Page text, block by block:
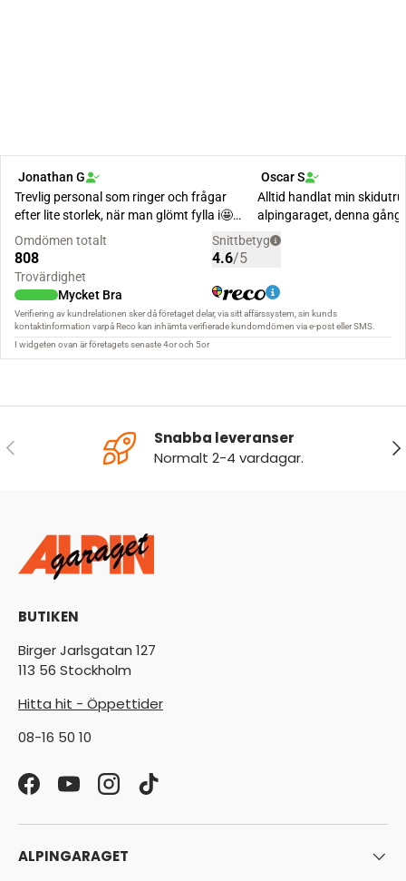
FÖREGÅENDE
Snabba leveranser
Normalt 2-4 vardagar.
BUTIKEN
Birger Jarlsgatan 127
113 56 Stockholm
Hitta hit - Öppettider
08-16 50 10
FacebookYouTubeInstagram
TikTok
ALPINGARAGET